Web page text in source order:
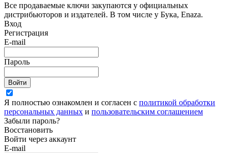
Все продаваемые ключи закупаются у официальных
дистрибьюторов и издателей. В том числе у Бука, Enaza.
Вход
Регистрация
E-mail
Пароль
Войти
Я полностью ознакомлен и согласен с политикой обработки
персональных данных и пользовательским соглашением
Забыли пароль?
Восстановить
Войти через аккаунт
E-mail